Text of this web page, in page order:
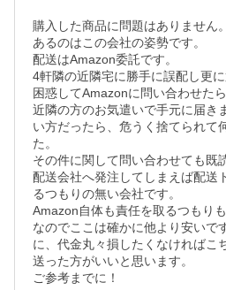
購入した商品に問題はありません。
あるのはこの会社の姿勢です。
配送はAmazon委託です。
4軒隣の近隣宅に勝手に誤配し更
困惑してAmazonに問い合わせた
近隣の方のお気遣いで手元に届き
い方だったら、危うく捨てられて
た。
その件に関して問い合わせても既
配送会社へ発注してしまえば配送
るつもりの無い会社です。
Amazon自体も責任を取るつもりも
なのでここは確かに他より安いで
に、代金丸々損したくなければこ
送った方がいいと思います。
ご参考までに！